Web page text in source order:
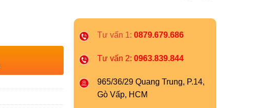
Tư vấn 1: 0879.679.686
Tư vấn 2: 0963.839.844
965/36/29 Quang Trung, P.14,
Gò Vấp, HCM